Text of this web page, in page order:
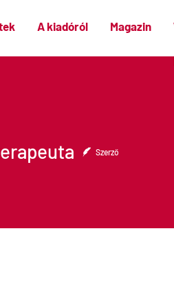
A kiadóról Magazin
Szerző